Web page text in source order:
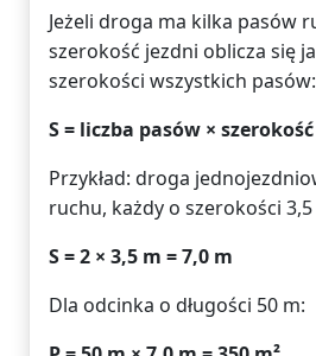
Jeżeli droga ma kilka pasów
szerokość jezdni oblicza się
szerokości wszystkich pasów:
S = liczba pasów ×
Przykład: droga
ruchu, każdy o szerokości 3,5
S = 2 × 3,5 m = 7,0 m
Dla odcinka o długości 50 m: